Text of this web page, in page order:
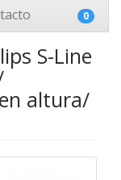
0
S-Line
altura/